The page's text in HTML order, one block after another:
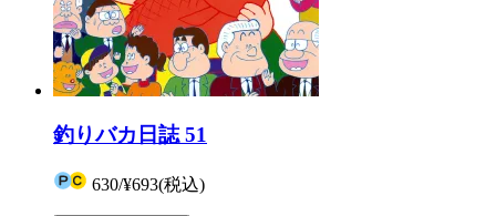
釣りバカ日誌 51
630/¥693(税込)